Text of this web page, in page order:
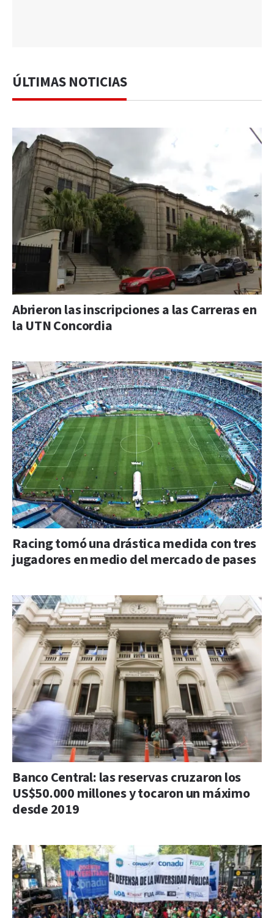
ÚLTIMAS NOTICIAS
Abrieron las inscripciones a las Carreras en
la UTN Concordia
Racing tomó una drástica medida con tres
jugadores en medio del mercado de pases
Banco Central: las reservas cruzaron los
US$50.000 millones y tocaron un máximo
desde 2019